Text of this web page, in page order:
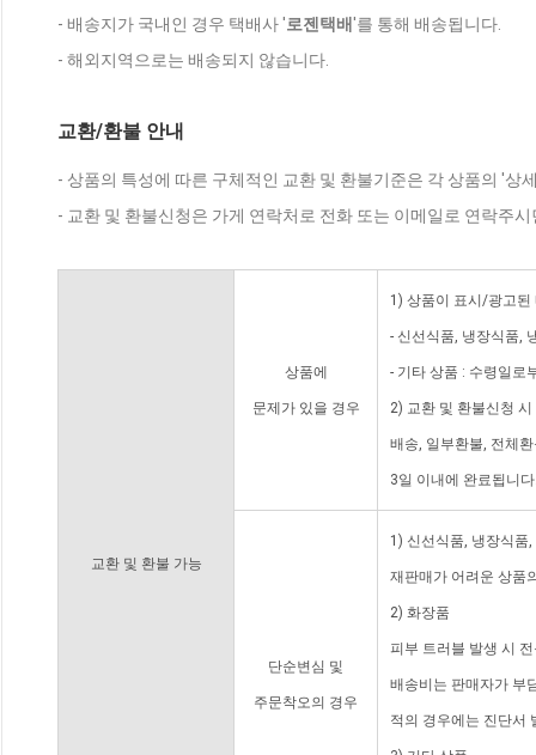
- 배송지가 국내인 경우 택배사 '로젠택배'를 통해 배송됩니다.
- 해외지역으로는 배송되지 않습니다.
교환/환불 안내
- 상품의 특성에 따른 구체적인 교환 및 환불기준은 각 상품의 '상
- 교환 및 환불신청은 가게 연락처로 전화 또는 이메일로 연락주
교환 및 환불 가능
상품에
문제가 있을 경우
1) 상품이 표시/광고된
- 신선식품, 냉장식품,
- 기타 상품 : 수령일로
2) 교환 및 환불신청
배송, 일부환불, 전체
3일 이내에 완료됩니
단순변심 및
주문착오의 경우
1) 신선식품, 냉장식품
재판매가 어려운 상품
2) 화장품
피부 트러블 발생 시
배송비는 판매자가 부
적의 경우에는 진단서